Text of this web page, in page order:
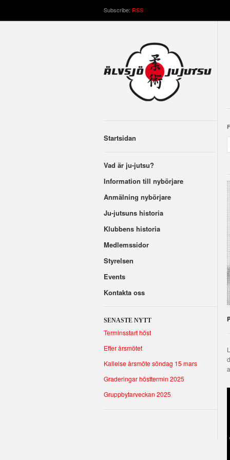
Subscribe: RSS
Startsidan
Vad är ju-jutsu?
Information till nybörjare
Anmälning nybörjare
Ju-jutsuns historia
Klubbens historia
Medlemssidor
Styrelsen
Events
Kontakta oss
SENASTE NYTT
Terminsstart höst
Efter årsmötet
Kallelse årsmöte söndag 15 mars
Graderingar hösttermin 2025
Gruppbytarveckan 2025